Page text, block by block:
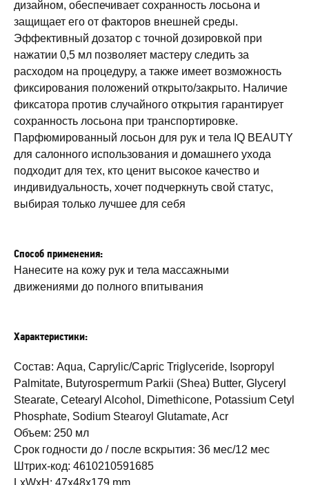
дизайном, обеспечивает сохранность лосьона и
защищает его от факторов внешней среды.
Эффективный дозатор с точной дозировкой при
нажатии 0,5 мл позволяет мастеру следить за
расходом на процедуру, а также имеет возможность
фиксирования положений открыто/закрыто. Наличие
фиксатора против случайного открытия гарантирует
сохранность лосьона при транспортировке.
Парфюмированный лосьон для рук и тела IQ BEAUTY
для салонного использования и домашнего ухода
подходит для тех, кто ценит высокое качество и
индивидуальность, хочет подчеркнуть свой статус,
выбирая только лучшее для себя
Способ применения:
Нанесите на кожу рук и тела массажными
движениями до полного впитывания
Характеристики:
Состав: Aqua, Caprylic/Capric Triglyceride, Isopropyl
Palmitate, Butyrospermum Parkii (Shea) Butter, Glyceryl
Stearate, Cetearyl Alcohol, Dimethicone, Potassium Cetyl
Phosphate, Sodium Stearoyl Glutamate, Acr
Объем: 250 мл
Срок годности до / после вскрытия: 36 мес/12 мес
Штрих-код: 4610210591685